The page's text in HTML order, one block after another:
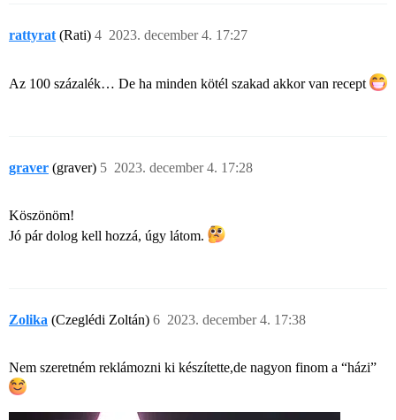
rattyrat (Rati) 2023. december 4. 17:27
4
Az 100 százalék… De ha minden kötél szakad akkor van recept
graver (graver) 2023. december 4. 17:28
5
Köszönöm!
Jó pár dolog kell hozzá, úgy látom.
Zolika (Czeglédi Zoltán) 2023. december 4. 17:38
6
Nem szeretném reklámozni ki készítette,de nagyon finom a “házi”